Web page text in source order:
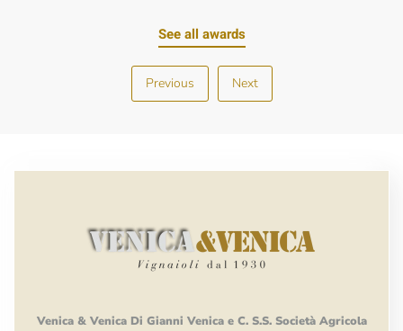
See all awards
Previous Next
Venica & Venica Di Gianni Venica e C. S.S. Società Agricola